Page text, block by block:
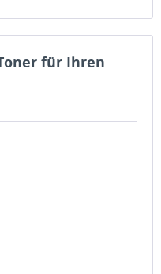
für Ihren